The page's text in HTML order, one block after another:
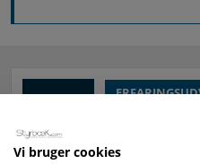
Vi bruger cookies
10
NOV
udveksle